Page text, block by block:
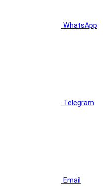
WhatsApp
Telegram
Email